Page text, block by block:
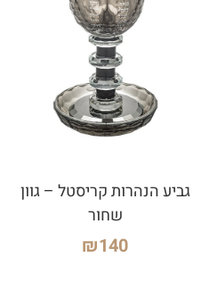
גביע הנהרות קריסטל – גוון
שחור
₪140